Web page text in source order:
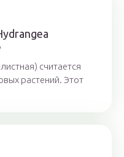
считается
растений. Этот